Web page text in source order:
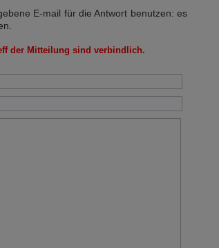
E-mail für die Antwort benutzen: es
der Mitteilung sind verbindlich.